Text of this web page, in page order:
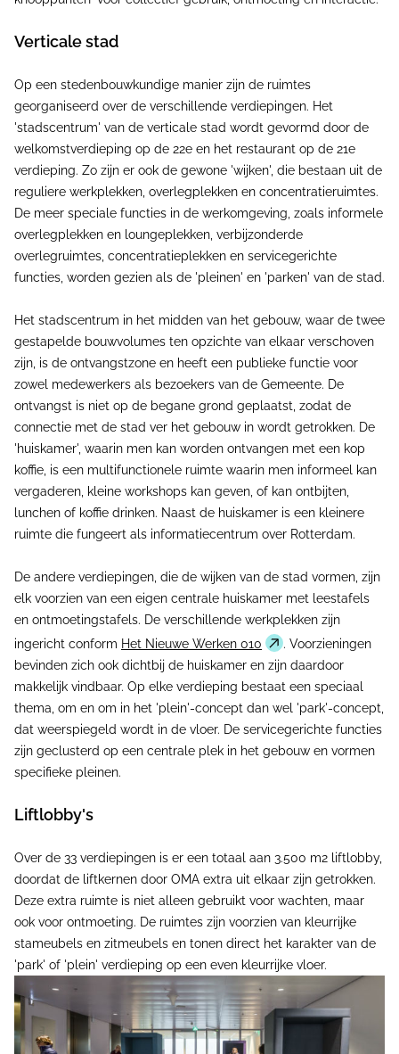
Verticale stad
Op een stedenbouwkundige manier zijn de ruimtes
georganiseerd over de verschillende verdiepingen. Het
'stadscentrum' van de verticale stad wordt gevormd door de
welkomstverdieping op de 22e en het restaurant op de 21e
verdieping. Zo zijn er ook de gewone 'wijken', die bestaan uit de
reguliere werkplekken, overlegplekken en concentratieruimtes.
De meer speciale functies in de werkomgeving, zoals informele
overlegplekken en loungeplekken, verbijzonderde
overlegruimtes, concentratieplekken en servicegerichte
functies, worden gezien als de 'pleinen' en 'parken' van de stad.
Het stadscentrum in het midden van het gebouw, waar de twee
gestapelde bouwvolumes ten opzichte van elkaar verschoven
zijn, is de ontvangstzone en heeft een publieke functie voor
zowel medewerkers als bezoekers van de Gemeente. De
ontvangst is niet op de begane grond geplaatst, zodat de
connectie met de stad ver het gebouw in wordt getrokken. De
'huiskamer', waarin men kan worden ontvangen met een kop
koffie, is een multifunctionele ruimte waarin men informeel kan
vergaderen, kleine workshops kan geven, of kan ontbijten,
lunchen of koffie drinken. Naast de huiskamer is een kleinere
ruimte die fungeert als informatiecentrum over Rotterdam.
De andere verdiepingen, die de wijken van de stad vormen, zijn
elk voorzien van een eigen centrale huiskamer met leestafels
en ontmoetingstafels. De verschillende werkplekken zijn
ingericht conform Het Nieuwe Werken 010
. Voorzieningen
bevinden zich ook dichtbij de huiskamer en zijn daardoor
makkelijk vindbaar. Op elke verdieping bestaat een speciaal
thema, om en om in het 'plein'-concept dan wel 'park'-concept,
dat weerspiegeld wordt in de vloer. De servicegerichte functies
zijn geclusterd op een centrale plek in het gebouw en vormen
specifieke pleinen.
Liftlobby's
Over de 33 verdiepingen is er een totaal aan 3.500 m2 liftlobby,
doordat de liftkernen door OMA extra uit elkaar zijn getrokken.
Deze extra ruimte is niet alleen gebruikt voor wachten, maar
ook voor ontmoeting. De ruimtes zijn voorzien van kleurrijke
stameubels en zitmeubels en tonen direct het karakter van de
'park' of 'plein' verdieping op een even kleurrijke vloer.